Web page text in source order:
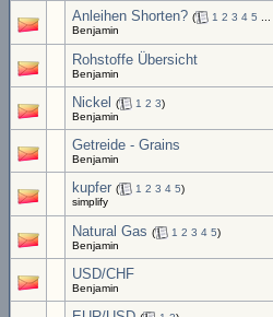
Anleihen Shorten? ( 1 2 3 4 5
Benjamin
Rohstoffe Übersicht
Benjamin
Nickel ( 1 2 3)
Benjamin
Getreide - Grains
Benjamin
kupfer ( 1 2 3 4 5)
simplify
Natural Gas ( 1 2 3 4 5)
Benjamin
USD/CHF
Benjamin